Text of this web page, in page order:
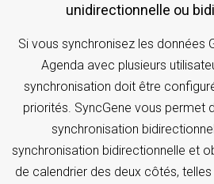
unidirectionnelle ou
Si vous synchronisez les données
Agenda avec plusieurs
synchronisation doit être
priorités. SyncGene vous permet
synchronisation
synchronisation bidirectionnelle et
de calendrier des deux côtés,